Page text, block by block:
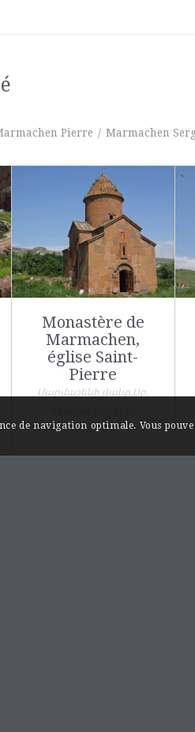
Pierre / Marmachen
Monastère de
Marmachen,
église Saint-
Pierre
Մարմաշենի վանք,Սբ.
de navigation optimale. Vous